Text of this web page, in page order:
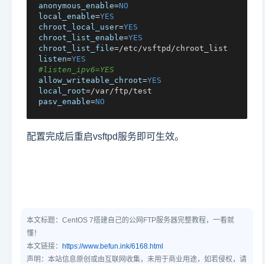
anonymous_enable=NO
local_enable=YES
chroot_local_user=YES
chroot_list_enable=YES
chroot_list_file
listen=YES
#listen_ipv6=YES
allow_writeable_chroot=YES
local_root
pasv_enable=NO
配置完成后重启vsftpd服务即可生效。
本文标题： CentOS 7搭建自己的公网FTP服务器完整教程，一看就
懂！
本文链接： https://www.befun.ink/6168.html
声明：本站信息原创或由互联网收集，未用于商业用途，如若侵权，请